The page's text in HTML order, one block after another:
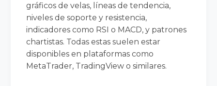
gráficos de velas, líneas de tendencia,
niveles de soporte y resistencia,
indicadores como RSI o MACD, y patrones
chartistas. Todas estas suelen estar
disponibles en plataformas como
MetaTrader, TradingView o similares.